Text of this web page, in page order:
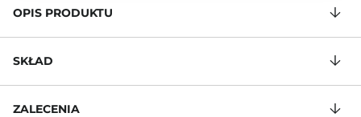
OPIS PRODUKTU
SKŁAD
ZALECENIA